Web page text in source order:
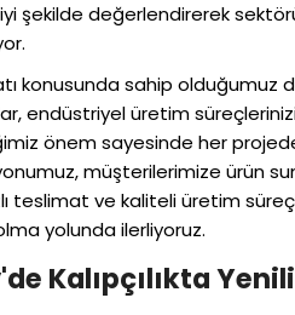
şekilde değerlendirerek
konusunda sahip
endüstriyel üretim süreçlerinizi
önem sayesinde her
müşterilerimize ürün
teslimat ve kaliteli üretim
yolunda ilerliyoruz.
Kalıpçılıkta